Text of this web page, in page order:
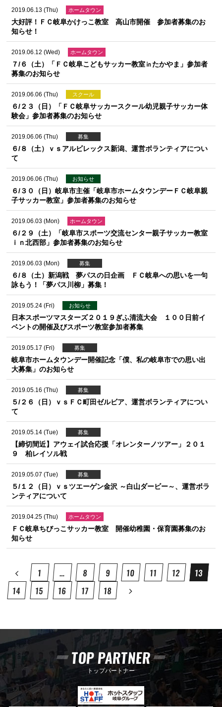
2019.06.13 (Thu) ホームタウン
大好評！ＦＣ岐阜かけっこ教室 高山市開催 参加者募集のお
知らせ！
2019.06.12 (Wed) ホームタウン
７/６（土）「ＦＣ岐阜こどもサッカー教室㏌たかやま」参加者
募集のお知らせ
2019.06.06 (Thu) スクール
６/２３（日）「ＦＣ岐阜サッカースクール幼児親子サッカー体
験会」参加者募集のお知らせ
2019.06.06 (Thu) 募集
６/８（土）ｖｓアルビレックス新潟、運営ボランティアについ
て
2019.06.06 (Thu) お知らせ
６/３０（日）岐阜市主催「岐阜市ホームタウンデーＦＣ岐阜親
子サッカー教室」参加者募集のお知らせ
2019.06.03 (Mon) ホームタウン
６/２９（土）「岐阜市スポーツ交流センター親子サッカー教室
ｉｎ北西部」参加者募集のお知らせ
2019.06.03 (Mon) 募集
６/８（土）新潟戦 夢パスの日企画 ＦＣ岐阜への思いを一句
詠もう！「夢パス川柳」募集！
2019.05.24 (Fri) お知らせ
日本スポーツマスターズ２０１９ぎふ清流大会 １００日前イ
ベントの開催及びスポーツ教室参加者募集
2019.05.17 (Fri) 募集
岐阜市ホームタウンデー開催記念「僕、私の岐阜市での思い出
大募集」のお知らせ
2019.05.16 (Thu) 募集
５/２６（日）ｖｓＦＣ町田ゼルビア、運営ボランティアについ
て
2019.05.14 (Tue) 募集
【締切間近】アウェイ試合応援「オレンターノツアー」２０１
９ 柏レイソル戦
2019.05.07 (Tue) 募集
５/１２（日）ｖｓツエーゲン金沢 ～白山ダービー～、運営ボラ
ンティアについて
2019.04.25 (Thu) ホームタウン
ＦＣ岐阜ちびっこサッカー教室 開催幼稚園・保育園募集のお
知らせ
1 … 8 9 10 11 12
13
14
15 16 17 18
TOP PARTNER
トップパートナー